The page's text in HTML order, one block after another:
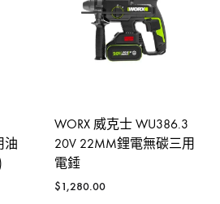
油
WORX 威克士 WU386.3
20V 22MM鋰電無碳三用
電錘
$1,280.00